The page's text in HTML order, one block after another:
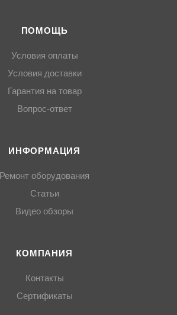
ПОМОЩЬ
Условия оплаты
Условия доставки
Гарантия на товар
Вопрос-ответ
ИНФОРМАЦИЯ
Ремонт оборудования
Статьи
Видео обзоры
КОМПАНИЯ
Контакты
Сертификаты